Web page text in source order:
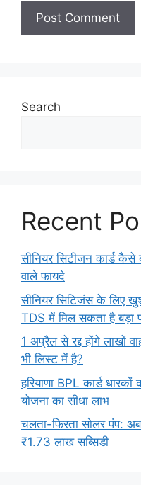
Search
Recent
सीनियर सिटीजन कार्ड कैसे
वाले फायदे
सीनियर सिटिजंस के लिए
TDS में मिल सकता है बड़ा
1 अप्रैल से रद्द होंगे लाखों
भी लिस्ट में है?
हरियाणा BPL कार्ड
योजना का सीधा लाभ
चलता-फिरता सोलर पंप: अब
₹1.73 लाख सब्सिडी